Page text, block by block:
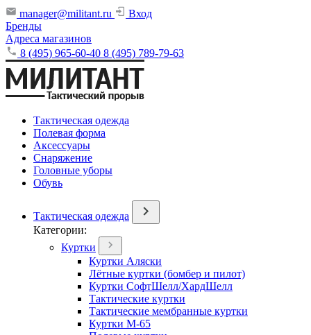
manager@militant.ru
Вход
Бренды
Адреса магазинов
8 (495) 965-60-40 8 (495) 789-79-63
Тактическая одежда
Полевая форма
Аксессуары
Снаряжение
Головные уборы
Обувь
Тактическая одежда
Категории:
Куртки
Куртки Аляски
Лётные куртки (бомбер и пилот)
Куртки СофтШелл/ХардШелл
Тактические куртки
Тактические мембранные куртки
Куртки М-65